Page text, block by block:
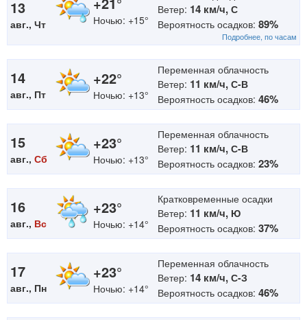
13
авг., Чт Ночью: +15°
Ветер: 14 км/ч, С
Вероятность осадков: 89%
Подробнее, по часам
14
авг., Пт
+22°
Ночью: +13°
Переменная облачность
Ветер: 11 км/ч, С-В
Вероятность осадков: 46%
15
авг., Сб
+23°
Ночью: +13°
Переменная облачность
Ветер: 11 км/ч, С-В
Вероятность осадков: 23%
16
авг., Вс
+23°
Ночью: +14°
Кратковременные осадки
Ветер: 11 км/ч, Ю
Вероятность осадков: 37%
17
авг., Пн
+23°
Ночью: +14°
Переменная облачность
Ветер: 14 км/ч, С-З
Вероятность осадков: 46%